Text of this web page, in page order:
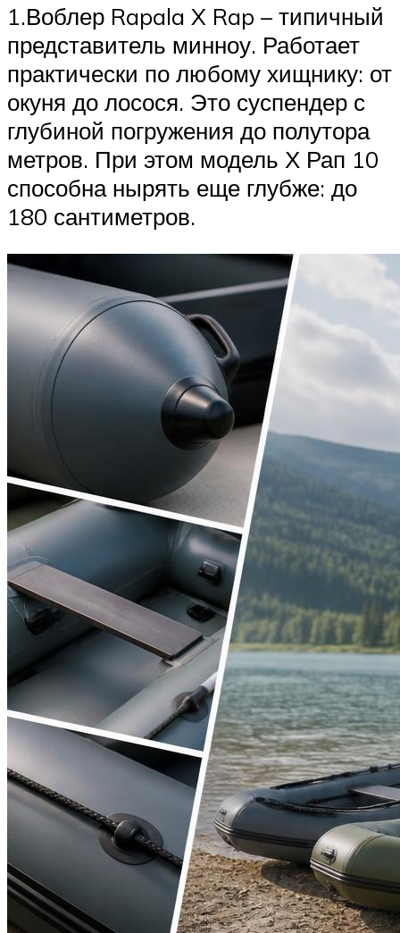
1.Воблер Rapala X Rap – типичный
представитель минноу. Работает
практически по любому хищнику: от
окуня до лосося. Это суспендер с
глубиной погружения до полутора
метров. При этом модель Х Рап 10
способна нырять еще глубже: до
180 сантиметров.